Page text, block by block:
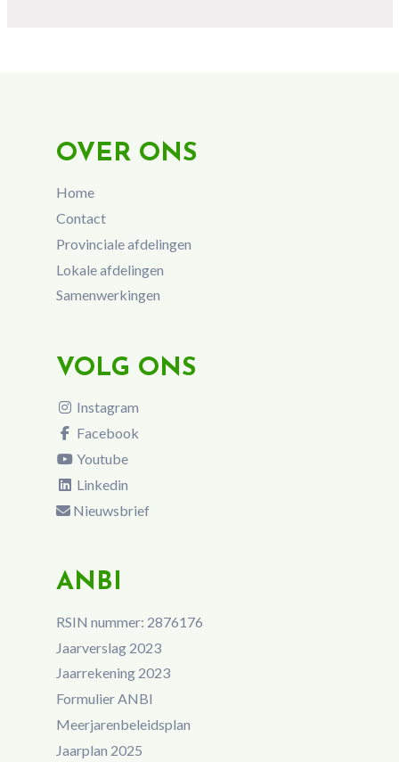
OVER ONS
Home
Contact
Provinciale afdelingen
Lokale afdelingen
Samenwerkingen
VOLG ONS
Instagram
Facebook
Youtube
Linkedin
Nieuwsbrief
ANBI
RSIN nummer: 2876176
Jaarverslag 2023
Jaarrekening 2023
Formulier ANBI
Meerjarenbeleidsplan
Jaarplan 2025